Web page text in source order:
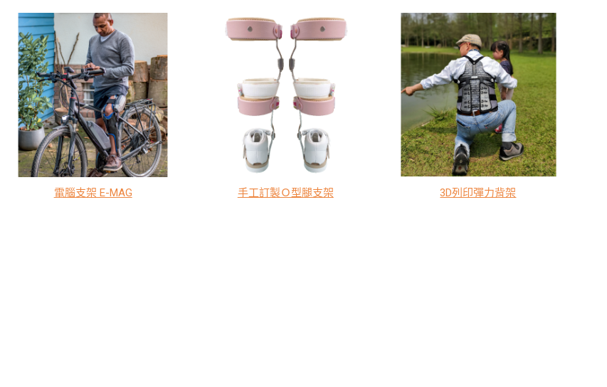
電腦支架 E-MAG 手工訂製Ｏ型腿支架 3D列印彈力背架